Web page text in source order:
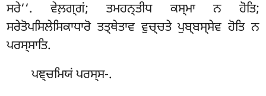
ਸਰੇ‘‘. ਵੇਲ਼ਗ੍ਗਂ; ਤਮਹਨ੍ਤੀਧ ਕਸ੍ਮਾ ਨ ਹੋਤਿ;
ਸਰੇਤੋਪਸਿਲੇਸਿਕਾਧਾਰੋ ਤਤ੍ਥੇਤਾਵ ਵੁਚ੍ਚਤੇ ਪੁਬ੍ਬਸ੍ਸੇਵ ਹੋਤਿ ਨ
ਪਰਸ੍ਸਾਤਿ.
ਪਞ੍ਚਮਿਯਂਪਰਸ੍ਸ-.